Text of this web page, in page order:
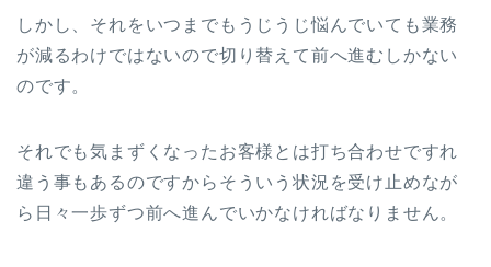
しかし、それをいつまでもうじうじ悩んでいても業務
が減るわけではないので切り替えて前へ進むしかない
のです。
それでも気まずくなったお客様とは打ち合わせですれ
違う事もあるのですからそういう状況を受け止めなが
ら日々一歩ずつ前へ進んでいかなければなりません。